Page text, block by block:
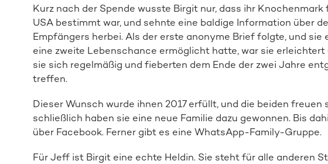
Kurz nach der Spende wusste Birgit nur, dass ihr
USA bestimmt war, und sehnte eine baldige Information über
Empfängers herbei. Als der erste anonyme Brief folgte, und sie
eine zweite Lebenschance ermöglicht hatte, war sie
sie sich regelmäßig und fieberten dem Ende der zwei Jahre
treffen.
Dieser Wunsch wurde ihnen 2017 erfüllt, und die beiden
schließlich haben sie eine neue Familie dazu gewonnen. Bis
über Facebook. Ferner gibt es eine WhatsApp-Family-Gruppe.
Für Jeff ist Birgit eine echte Heldin. Sie steht für alle anderen